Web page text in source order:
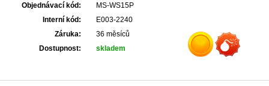
Objednávací kód:
MS-WS15P
Interní kód:
E003-2240
Záruka:
36 měsíců
Dostupnost:
skladem